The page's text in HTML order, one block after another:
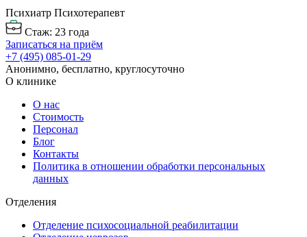
Психиатр Психотерапевт
Стаж: 23 года
Записаться на приём
+7 (495) 085-01-29
Анонимно, бесплатно, круглосуточно
О клинике
О нас
Стоимость
Персонал
Блог
Контакты
Политика в отношении обработки персональных
данных
Отделения
Отделение психосоциальной реабилитации